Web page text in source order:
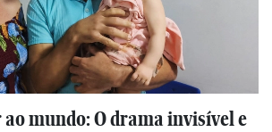
ao mundo: O drama invisível e